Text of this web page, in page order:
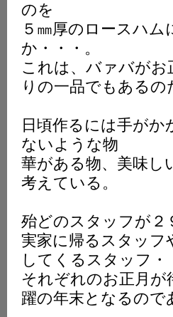
のを
５㎜厚のロースハ
か・・・。
これは、バァバが
りの一品でもあるの
日頃作るには手が
ないような物
華がある物、美味し
考えている。
殆どのスタッフが２
実家に帰るスタッフ
してくるスタッフ・
それぞれのお正月
躍の年末となるので